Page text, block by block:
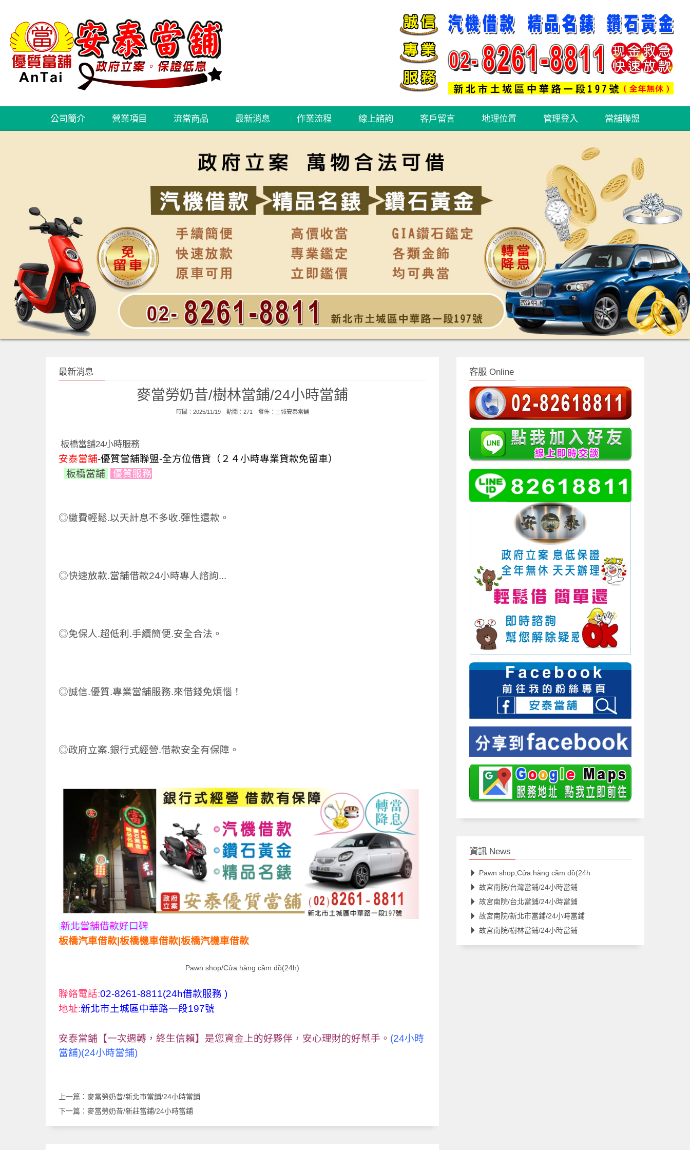
公司簡介 營業項目 流當商品 最新消息 作業流程 線上諮詢 客戶留言 地理位置 管理登入 當舖聯盟
最新消息
麥當勞奶昔/樹林當鋪/24小時當鋪
時間：2025/11/19 點閱：271 發佈： 土城安泰當舖
板橋當舖24小時服務
安泰當舖-優質當舖聯盟-全方位借貸（２４小時專業貸款免留車）
板橋當舖
優質服務
◎繳費輕鬆.以天計息不多收.彈性還款。
◎快速放款.當舖借款24小時專人諮詢...
◎免保人.超低利.手續簡便.安全合法。
◎誠信.優質.專業當舖服務.來借錢免煩惱！
◎政府立案.銀行式經營.借款安全有保障。
新北當舖借款好口碑
板橋汽車借款|板橋機車借款|板橋汽機車借款
Pawn shop/Cửa hàng cầm đồ(24h)
聯絡電話:02-8261-8811(24h借款服務 )
地址:新北市土城區中華路一段197號
安泰當舖【一次週轉，終生信賴】是您資金上的好夥伴，安心理財的好幫手。 (24小時
當舖)(24小時當鋪)
上一篇： 麥當勞奶昔/新北市當鋪/24小時當鋪
下一篇： 麥當勞奶昔/新莊當鋪/24小時當鋪
客服 Online
資訊 News
Pawn shop,Cửa hàng cầm đồ(24h
故宮南院/台灣當鋪/24小時當鋪
故宮南院/台北當鋪/24小時當鋪
故宮南院/新北市當鋪/24小時當鋪
故宮南院/樹林當鋪/24小時當鋪